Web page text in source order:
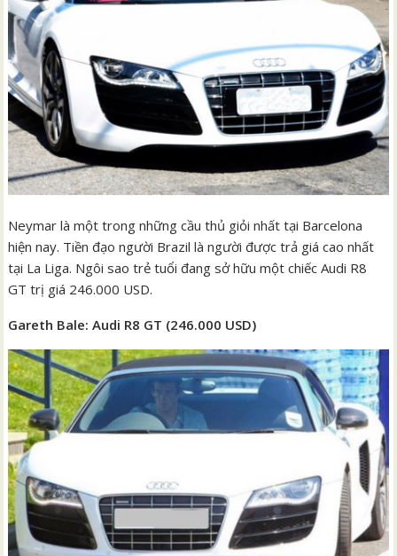
Neymar là một trong những cầu thủ giỏi nhất tại Barcelona
hiện nay. Tiền đạo người Brazil là người được trả giá cao nhất
tại La Liga. Ngôi sao trẻ tuổi đang sở hữu một chiếc Audi R8
GT trị giá 246.000 USD.
Gareth Bale: Audi R8 GT (246.000 USD)